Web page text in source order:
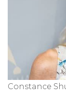
Constance